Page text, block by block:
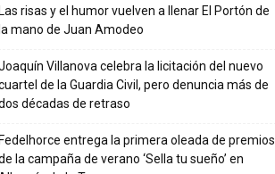
risas y el humor vuelven a llenar El Portón de
mano de Juan Amodeo
Villanova celebra la licitación del nuevo
de la Guardia Civil, pero denuncia más de
décadas de retraso
entrega la primera oleada de premios
la campaña de verano ‘Sella tu sueño’ en